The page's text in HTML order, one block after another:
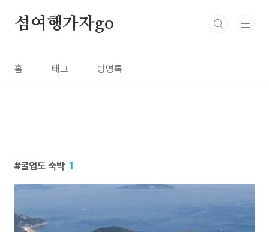
섬여행가자go
홈 태그 방명록
굴업도 숙박 1